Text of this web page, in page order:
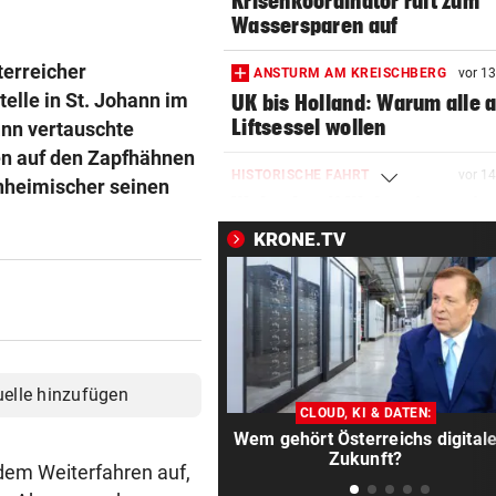
in St. Johann im
vertauschte
auf den Zapfhähnen
seinen
hinzufügen
Weiterfahren auf,
Wassersparen auf
ANSTURM AM KREISCHBERG vor
UK bis Holland: Warum alle
Liftsessel wollen
HISTORISCHE FAHRT vor
unter Schmerzen
FLASCHE UND SCHWERT vor 22
Lange Gefängnisstrafen nach
Folter-Vergewaltigung
VÖLLIG VERWANDELT vor
Oha! Ist das wirklich Billie
SCHRECK FÜR DEUTSCHEN
Riesenschlange beim
KRONE.TV
CLOUD, KI & DATEN:
Wem gehört Österreichs digitale
Zukunft?